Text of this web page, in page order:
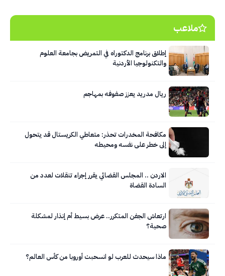
ملاعب
إطلاق برنامج الدكتوراه في التمريض بجامعة العلوم
والتكنولوجيا الأردنية
ريال مدريد يعزز صفوفه بمهاجم
مكافحة المخدرات تحذر: متعاطي الكريستال قد يتحول
إلى خطر على نفسه ومحيطه
الاردن .. المجلس القضائي يقرر إجراء تنقلات لعدد من
السادة القضاة
ارتعاش الجفن المتكرر.. عرض بسيط أم إنذار لمشكلة
صحية؟
ماذا سيحدث للعرب لو انسحبت أوروبا من كأس العالم؟